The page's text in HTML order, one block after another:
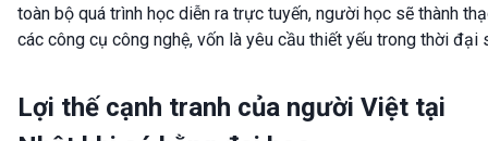
toàn bộ quá trình học diễn ra trực tuyến, người học sẽ thành
các công cụ công nghệ, vốn là yêu cầu thiết yếu trong thời đại
Lợi thế cạnh tranh của người Việt tại